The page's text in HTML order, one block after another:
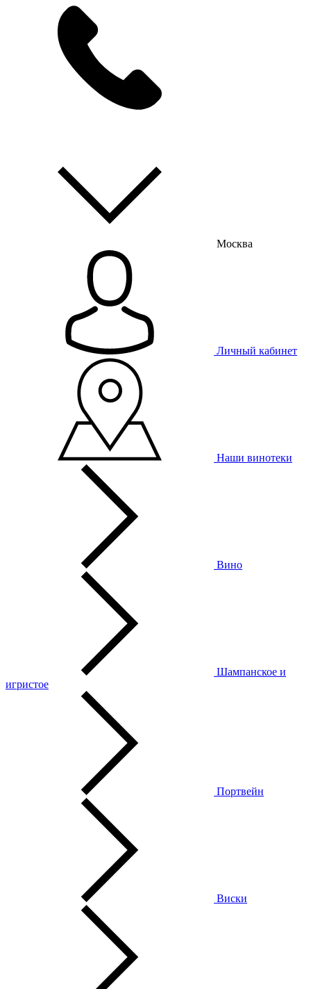
Москва
Личный кабинет
Наши винотеки
Вино
Шампанское и
игристое
Портвейн
Виски